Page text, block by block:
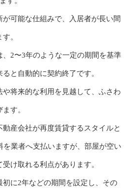
可能な仕組みで、入居者が長い間
。
2〜3年のような一定の期間を基準
と自動的に契約終了です。
や将来的な利用を見越して、ふさわ
す。
産会社が再度賃貸するスタイルと
を業者へ支払いますが、部屋が空い
け取れる利点があります。
初に2年などの期間を設定し、その